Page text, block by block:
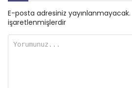
E-posta adresiniz yayınlanmayacak.
işaretlenmişlerdir